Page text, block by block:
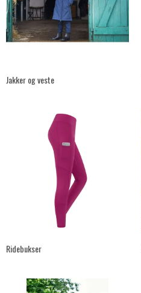
Jakker og veste
Ridebukser